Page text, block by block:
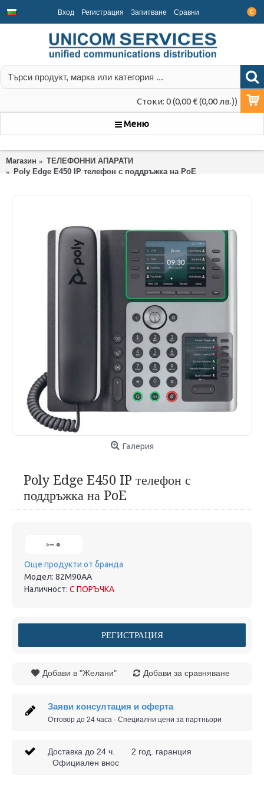
€
Вход Регистрация Запитване Срaвни
Стоки: 0 (0,00 € (0,00 лв.))
Меню
Магазин
ТЕЛЕФОННИ АПАРАТИ
Poly Edge E450 IP телефон с поддръжка на PoE
Галерия
Poly Edge E450 IP телефон с
поддръжка на PoE
Още продукти от бранда
Модел: 82M90AA
Наличност: С ПОРЪЧКА
РЕГИСТРАЦИЯ
Добави в "Желани" Добави за сравняване
Заяви консултация и оферта
Отговор до 24 часа · Специални цени за партньори
Доставка до 24 ч. 2 год. гаранция
Официален внос